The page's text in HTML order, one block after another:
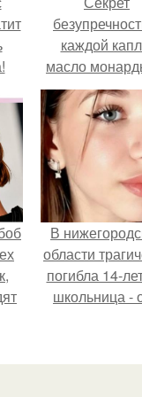
каждой
масло
Demi
В
области
погибла 14-
школьница -
к